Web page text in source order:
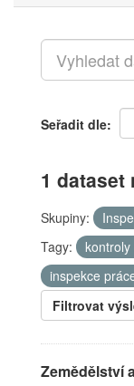
Seřadit dle
1 dataset
Skupiny:
Tagy:
kontroly
inspekce
Filtrovat
Zemědělství